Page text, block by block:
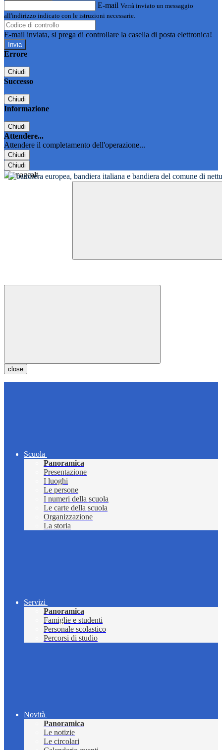
E-mail Verrà inviato un messaggio
all'indirizzo indicato con le istruzioni necessarie.
E-mail inviata, si prega di controllare la casella di posta elettronica!
Errore
Chiudi
Successo
Chiudi
Informazione
Chiudi
Attendere...
Attendere il completamento dell'operazione...
Chiudi
Chiudi
close
Scuola
Panoramica
Presentazione
I luoghi
Le persone
I numeri della scuola
Le carte della scuola
Organizzazione
La storia
Servizi
Panoramica
Famiglie e studenti
Personale scolastico
Percorsi di studio
Novità
Panoramica
Le notizie
Le circolari